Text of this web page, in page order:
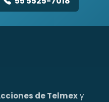
de Telmexy